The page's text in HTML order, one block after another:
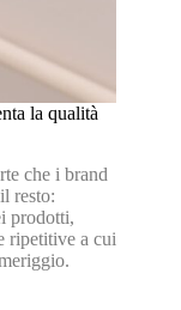
la qualità
che i brand
resto:
prodotti,
ripetitive a cui